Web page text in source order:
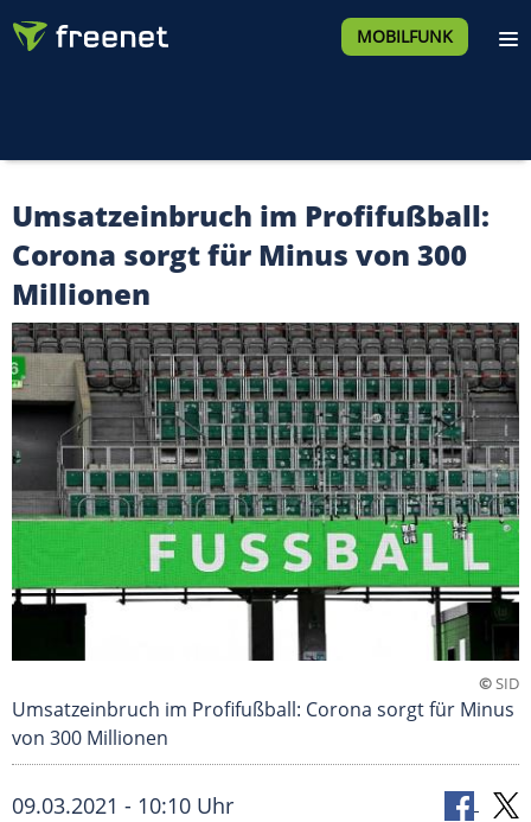
MOBILFUNK
Umsatzeinbruch im Profifußball:
Corona sorgt für Minus von 300
Millionen
©SID
Umsatzeinbruch im Profifußball: Corona sorgt für Minus
von 300 Millionen
09.03.2021 - 10:10 Uhr